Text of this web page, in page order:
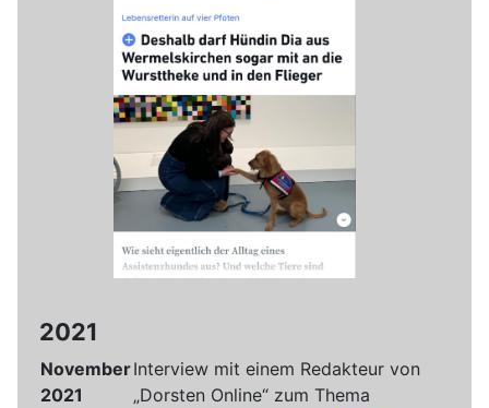
2021
November
2021
Interview mit einem Redakteur von
„Dorsten Online“ zum Thema